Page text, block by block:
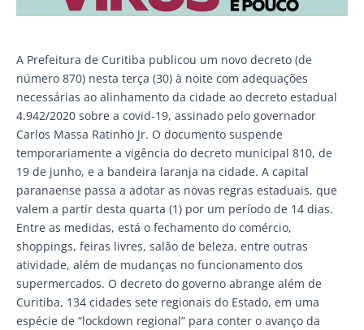
A Prefeitura de Curitiba publicou um novo decreto (de
número 870) nesta terça (30) à noite com adequações
necessárias ao alinhamento da cidade ao decreto estadual
4.942/2020 sobre a covid-19, assinado pelo governador
Carlos Massa Ratinho Jr. O documento suspende
temporariamente a vigência do decreto municipal 810, de
19 de junho, e a bandeira laranja na cidade. A capital
paranaense passa a adotar as novas regras estaduais, que
valem a partir desta quarta (1) por um período de 14 dias.
Entre as medidas, está o fechamento do comércio,
shoppings, feiras livres, salão de beleza, entre outras
atividade, além de mudanças no funcionamento dos
supermercados. O decreto do governo abrange além de
Curitiba, 134 cidades sete regionais do Estado, em uma
espécie de “lockdown regional” para conter o avanço da